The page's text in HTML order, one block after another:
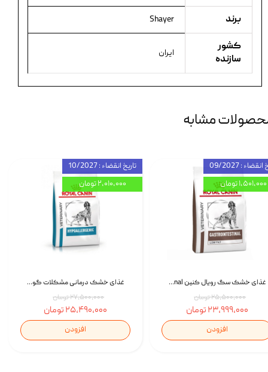
برند Shayer
کشور
سازنده
ایران
مشابه
غذای خشک درمانی مشکلات گوارشی سگ رویال کنین Royal Canin Hypoallergenic وزن 7 کیلوگرم | پت استوک
۲۷,۵۰۰,۰۰۰ تومان
۲۵,۴۹۰,۰۰۰ تومان
افزودن
تاریخ انقضاء : 10/2027
۲,۰۱۰,۰۰۰ تومان
غذای خشک سگ رویال کنین Royal Canin Gastrointestinal وزن 7.5 کیلوگرم | پت استوک
۲۵,۵۰۰,۰۰۰ تومان
۲۳,۹۹۹,۰۰۰ تومان
افزودن
: 09/2027
۱,۵۰۱,۰۰۰ تومان